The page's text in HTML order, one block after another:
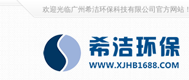
欢迎光临广州希洁环保科技有限公司官方网站！